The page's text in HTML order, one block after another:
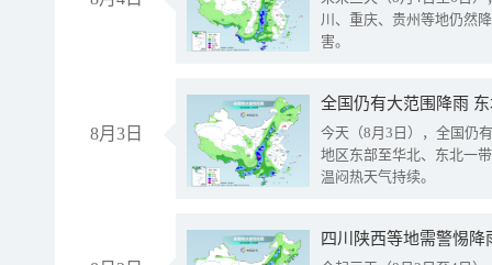
川、重庆、贵州等地仍然
害。
8月3日
全国仍有大范围降雨
今天（8月3日），全国仍
地区东部至华北、东北一
温闷热天气持续。